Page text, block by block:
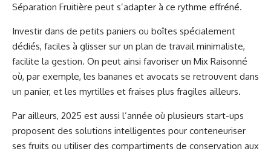
Séparation Fruitière peut s’adapter à ce rythme effréné.
Investir dans de petits paniers ou boîtes spécialement
dédiés, faciles à glisser sur un plan de travail minimaliste,
facilite la gestion. On peut ainsi favoriser un Mix Raisonné
où, par exemple, les bananes et avocats se retrouvent dans
un panier, et les myrtilles et fraises plus fragiles ailleurs.
Par ailleurs, 2025 est aussi l’année où plusieurs start-ups
proposent des solutions intelligentes pour conteneuriser
ses fruits ou utiliser des compartiments de conservation aux